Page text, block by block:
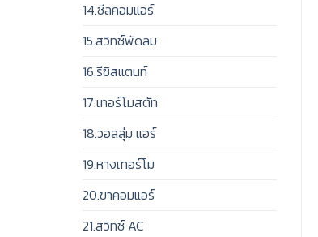
14.ซีลคอมแอร์
15.สวิทช์พัดลม
16.รีซิสแตนท์
17.เทอร์โมสตัท
18.วอลลุ่ม แอร์
19.หางเทอร์โม
20.ขาคอมแอร์
21.สวิทช์ AC